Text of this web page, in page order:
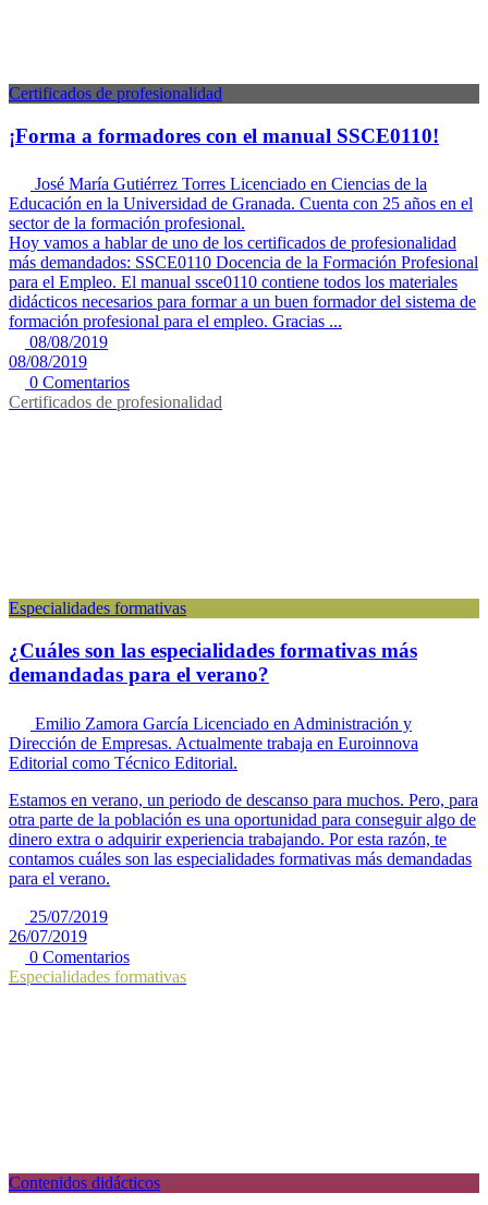
Certificados de profesionalidad
¡Forma a formadores con el manual SSCE0110!
José María Gutiérrez Torres Licenciado en Ciencias de la
Educación en la Universidad de Granada. Cuenta con 25 años en el
sector de la formación profesional.
Hoy vamos a hablar de uno de los certificados de profesionalidad
más demandados: SSCE0110 Docencia de la Formación Profesional
para el Empleo. El manual ssce0110 contiene todos los materiales
didácticos necesarios para formar a un buen formador del sistema de
formación profesional para el empleo. Gracias ...
08/08/2019
08/08/2019
0 Comentarios
Certificados de profesionalidad
Especialidades formativas
¿Cuáles son las especialidades formativas más
demandadas para el verano?
Emilio Zamora García Licenciado en Administración y
Dirección de Empresas. Actualmente trabaja en Euroinnova
Editorial como Técnico Editorial.
Estamos en verano, un periodo de descanso para muchos. Pero, para
otra parte de la población es una oportunidad para conseguir algo de
dinero extra o adquirir experiencia trabajando. Por esta razón, te
contamos cuáles son las especialidades formativas más demandadas
para el verano.
25/07/2019
26/07/2019
0 Comentarios
Especialidades formativas
Contenidos didácticos